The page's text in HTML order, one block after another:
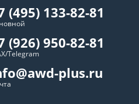
(495) 133-82-81
(926) 950-82-81
Telegram
plus.ru